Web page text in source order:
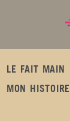
LE FAIT MAIN
MON HISTOIRE